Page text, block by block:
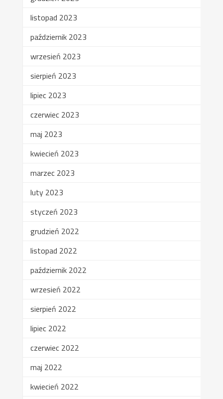
listopad 2023
październik 2023
wrzesień 2023
sierpień 2023
lipiec 2023
czerwiec 2023
maj 2023
kwiecień 2023
marzec 2023
luty 2023
styczeń 2023
grudzień 2022
listopad 2022
październik 2022
wrzesień 2022
sierpień 2022
lipiec 2022
czerwiec 2022
maj 2022
kwiecień 2022